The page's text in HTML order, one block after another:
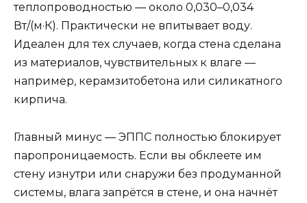
теплопроводностью — около 0,030–0,034
Вт/(м·К). Практически не впитывает воду.
Идеален для тех случаев, когда стена сделана
из материалов, чувствительных к влаге —
например, керамзитобетона или силикатного
кирпича.
Главный минус — ЭППС полностью блокирует
паропроницаемость. Если вы обклеете им
стену изнутри или снаружи без продуманной
системы, влага запрётся в стене, и она начнёт